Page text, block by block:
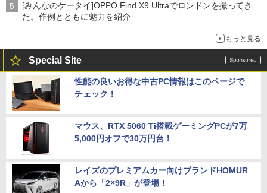
[みんなのケータイ]OPPO Find X9 Ultraでロンドンを撮ってき
た。作例とともに魅力を紹介
もっと見る
Special Site
性能の良いお得な中古PC情報はこのページで
チェック！
マウス、RTX 5060 Ti搭載ゲーミングPCが7万
5,000円オフで30万円台！
レイズのプレミアムカー向けブランドHOMUR
Aから「2×9R」が登場！